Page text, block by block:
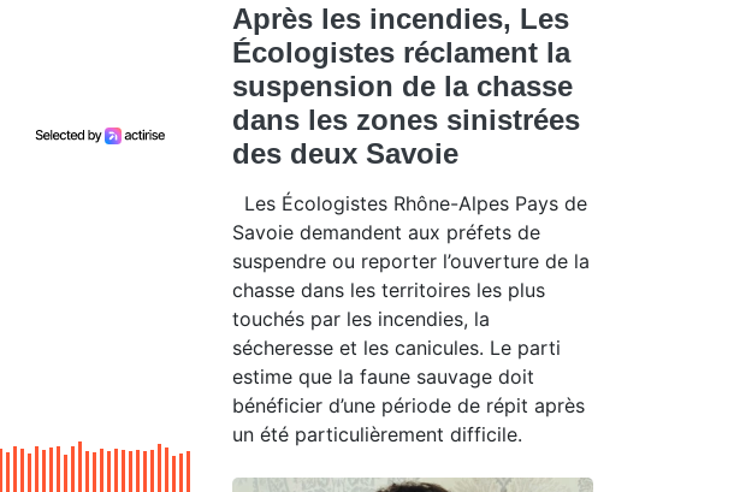
Après les incendies, Les
Écologistes réclament la
suspension de la chasse
dans les zones sinistrées
des deux Savoie
Les Écologistes Rhône-Alpes Pays de
Savoie demandent aux préfets de
suspendre ou reporter l’ouverture de la
chasse dans les territoires les plus
touchés par les incendies, la
sécheresse et les canicules. Le parti
estime que la faune sauvage doit
bénéficier d’une période de répit après
un été particulièrement difficile.